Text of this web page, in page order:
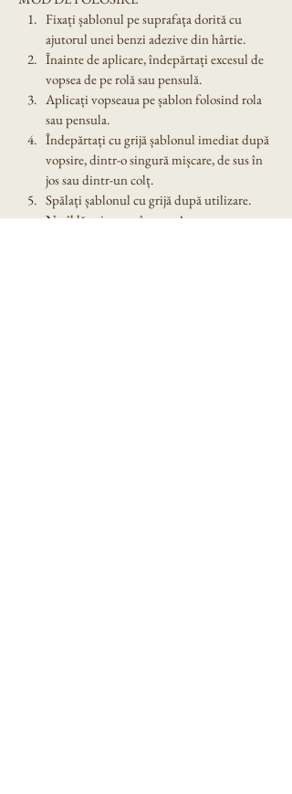
Fixați șablonul pe suprafața dorită cu
ajutorul unei benzi adezive din hârtie.
Înainte de aplicare, îndepărtați excesul de
vopsea de pe rolă sau pensulă.
Aplicați vopseaua pe șablon folosind rola
sau pensula.
Îndepărtați cu grijă șablonul imediat după
vopsire, dintr-o singură mișcare, de sus în
jos sau dintr-un colț.
Spălați șablonul cu grijă după utilizare.
Nu îl lăsați expus în soare!